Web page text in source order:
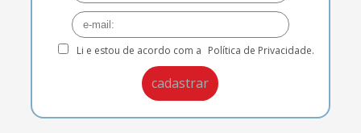
Li e estou de acordo com a Política de Privacidade.